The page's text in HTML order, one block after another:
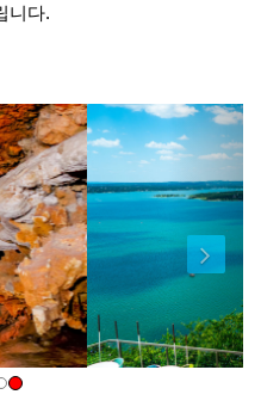
니다.